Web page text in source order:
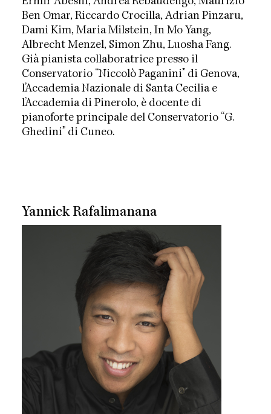
Ben Omar, Riccardo Crocilla, Adrian Pinzaru,
Dami Kim, Maria Milstein, In Mo Yang,
Albrecht Menzel, Simon Zhu, Luosha Fang.
Già pianista collaboratrice presso il
Conservatorio “Niccolò Paganini” di Genova,
l’Accademia Nazionale di Santa Cecilia e
l’Accademia di Pinerolo, è docente di
pianoforte principale del Conservatorio “G.
Ghedini” di Cuneo.
Yannick Rafalimanana